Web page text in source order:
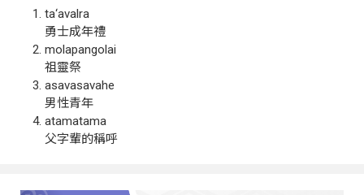
ta‘avalra
勇士成年禮
molapangolai
祖靈祭
asavasavahe
男性青年
atamatama
父字輩的稱呼